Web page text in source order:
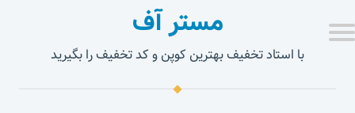
مستر آف
با استاد تخفیف بهترین کوپن و کد تخفیف را بگیرید